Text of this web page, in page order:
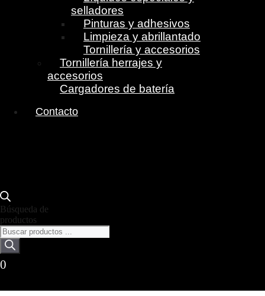
selladores
Pinturas y adhesivos
Limpieza y abrillantado
Tornillería y accesorios
Tornillería herrajes y
accesorios
Cargadores de batería
Contacto
Búsqueda de
productos
0